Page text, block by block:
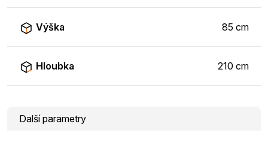
Výška 85 cm
Hloubka 210 cm
Další parametry